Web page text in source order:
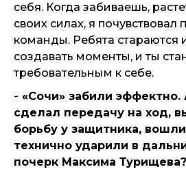
себя. Когда забиваешь,
своих силах, я
команды. Ребята стараются
создавать моменты, и ты
требовательным к себе.
- «Сочи» забили
сделал передачу на ход,
борьбу у защитника,
технично ударили в
почерк Максима Турищева?